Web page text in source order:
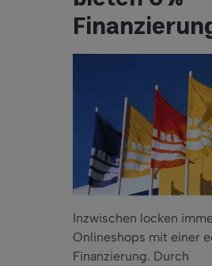
Inzwischen locken
Onlineshops mit einer
Finanzierung. Durch